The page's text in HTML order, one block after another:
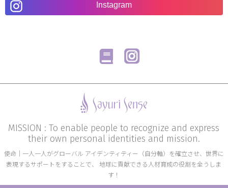
Instagram
MISSION : To enable people to recognize and express
their own personal identities and mission.
使命│一人一人がグローバル アイデンティティー（自分軸）を確立させ、世界に
表現するサポートをすることで、 地球に貢献できる人材育成の役割を全うしま
す！